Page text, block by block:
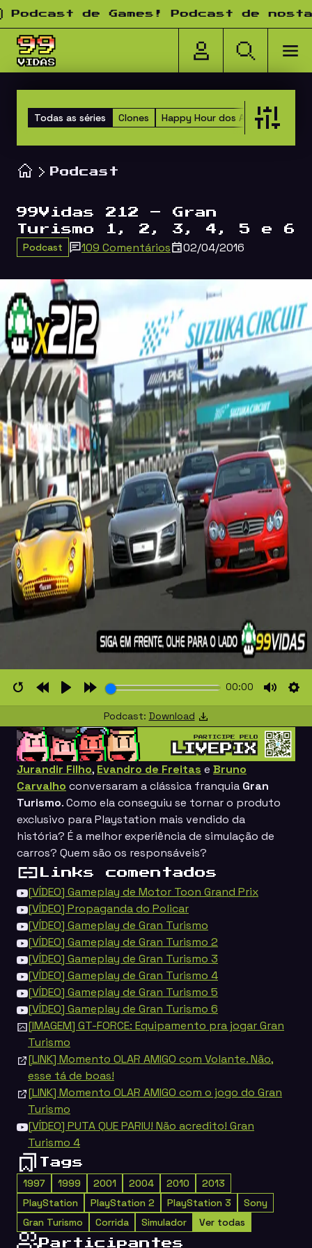
Pular para o conteúdo
de Games! Podcast de
Todas as séries Clones Happy Hour dos Amigos
Podcast
99Vidas 212 – Gran
Turismo 1, 2, 3, 4, 5 e 6
Podcast 109 Comentários 02/04/2016
RestartRewind
PlayForward
10s
00:00
Mute
Podcast: Download
Jurandir Filho, Evandro de Freitas e Bruno
Carvalho conversaram a clássica franquia Gran
Turismo. Como ela conseguiu se tornar o produto
exclusivo paraPlaystation mais vendido da
história? É a melhor experiência de simulação de
carros? Quem são os responsáveis?
Links comentados
[VÍDEO] Gameplay de Motor Toon Grand Prix
[VÍDEO] Propaganda do Policar
[VÍDEO] Gameplay de Gran Turismo
[VÍDEO] Gameplay de Gran Turismo 2
[VÍDEO] Gameplay de Gran Turismo 3
[VÍDEO] Gameplay de Gran Turismo 4
[VÍDEO] Gameplay de Gran Turismo 5
[VÍDEO] Gameplay de Gran Turismo 6
[IMAGEM] GT-FORCE: Equipamento pra jogar Gran
Turismo
[LINK] Momento OLAR AMIGO com Volante. Não,
esse tá de boas!
[LINK] Momento OLAR AMIGO com o jogo do Gran
Turismo
[VÍDEO] PUTA QUE PARIU! Não acredito! Gran
Turismo 4
Tags
1997 1999 2001 2004 2010
2013
PlayStation
PlayStation 2 PlayStation 3
Sony
Gran Turismo
Corrida Simulador Ver todas
Participantes